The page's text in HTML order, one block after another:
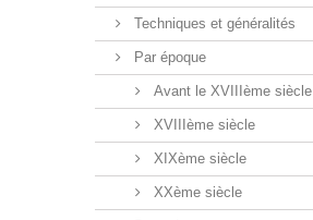
Techniques et généralités
Par époque
Avant le XVIIIème siècle
XVIIIème siècle
XIXème siècle
XXème siècle